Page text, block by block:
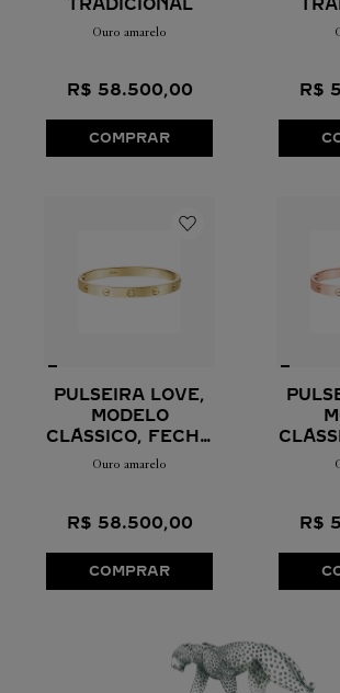
TRADICIONAL
Ouro amarelo
R$ 58.500,00
COMPRAR
R$
PULSEIRA LOVE,
MODELO
CLÁSSICO, FECHO
COM UM
Ouro amarelo
R$ 58.500,00
COMPRAR
R$